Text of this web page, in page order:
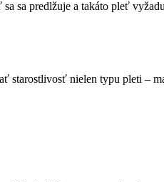
sa predlžuje a takáto pleť
nielen typu pleti –